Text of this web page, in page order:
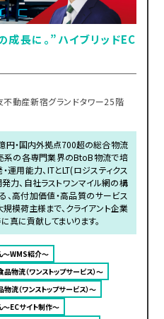
長に。”ハイブリッドEC
動産新宿グランドタワー25階
円・国内外拠点700超の総合物流
系の各専門業界のBtoB物流で培
運用能力、ITとLT(ロジスティクス
力、自社ラストワンマイル網の構
、高付加価値・高品質のサービス
規模荷主様まで、クライアント企業
に貢献してまいります。
～WMS紹介～
物流（ワンストップサービス）～
流（ワンストップサービス）～
～ECサイト制作～